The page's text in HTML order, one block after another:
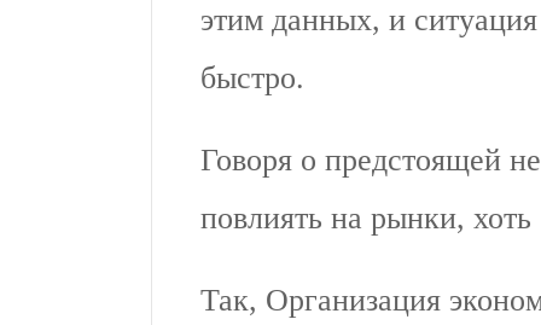
этим данных, и
быстро.
Говоря о предстоящей
повлиять на рынки, хоть
Так, Организация